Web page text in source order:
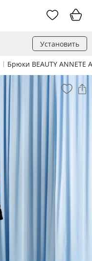
Установить
Брюки BEAUTY ANNETE